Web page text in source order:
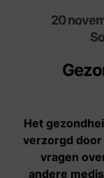
Wie zijn
20
Het
verzorgd
vragen
andere